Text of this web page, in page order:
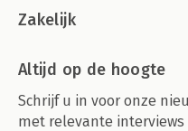
Zakelijk
Altijd op de hoogte
Schrijf u in voor onze
met relevante